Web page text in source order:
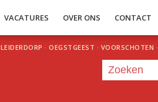
VACATURES OVER ONS CONTACT
LEIDERDORP · OEGSTGEEST · VOORSCHOTEN ·